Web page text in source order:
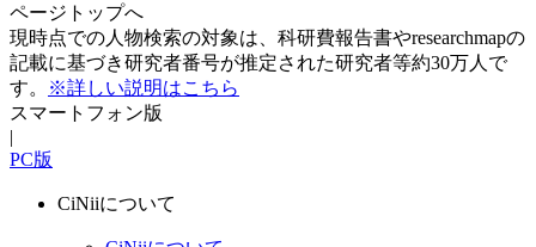
ページトップへ
現時点での人物検索の対象は、科研費報告書やresearchmapの
記載に基づき研究者番号が推定された研究者等約30万人で
す。
※詳しい説明はこちら
スマートフォン版
|
PC版
CiNiiについて